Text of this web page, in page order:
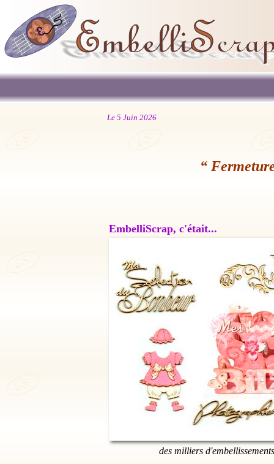
Le 5 Juin 2026
“
EmbelliScrap, c'était...
des milliers